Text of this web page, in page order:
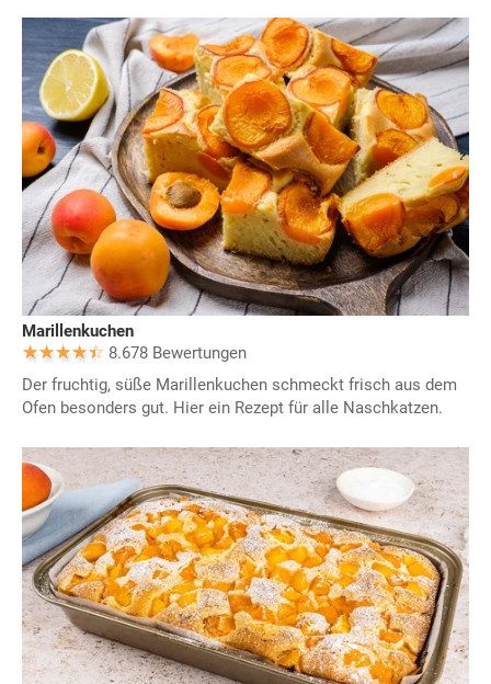
Marillenkuchen
8.678 Bewertungen
Der fruchtig, süße Marillenkuchen schmeckt frisch aus dem
Ofen besonders gut. Hier ein Rezept für alle Naschkatzen.